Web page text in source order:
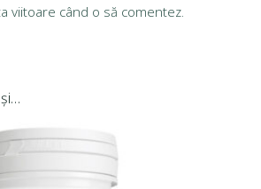
viitoare când o să comentez.